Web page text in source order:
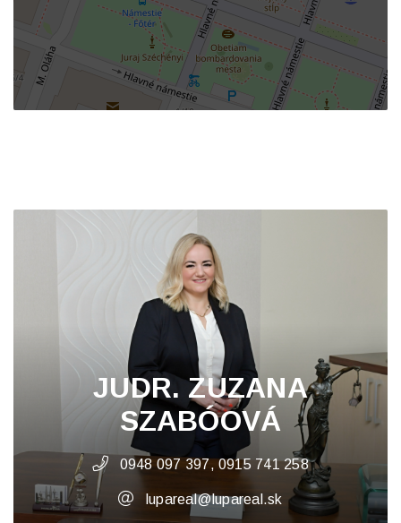
JUDR. ZUZANA
SZABÓOVÁ
0948 097 397, 0915 741 258
lupareal@lupareal.sk